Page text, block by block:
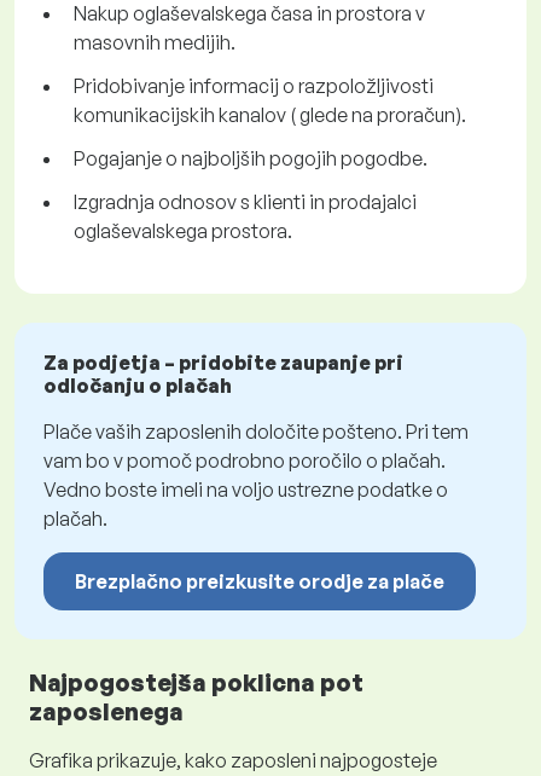
Nakup oglaševalskega časa in prostora v
masovnih medijih.
Pridobivanje informacij o razpoložljivosti
komunikacijskih kanalov ( glede na proračun).
Pogajanje o najboljših pogojih pogodbe.
Izgradnja odnosov s klienti in prodajalci
oglaševalskega prostora.
Za podjetja – pridobite zaupanje pri
odločanju o plačah
Plače vaših zaposlenih določite pošteno. Pri tem
vam bo v pomoč podrobno poročilo o plačah.
Vedno boste imeli na voljo ustrezne podatke o
plačah.
Brezplačno preizkusite orodje za plače
Najpogostejša poklicna pot
zaposlenega
Grafika prikazuje, kako zaposleni najpogosteje